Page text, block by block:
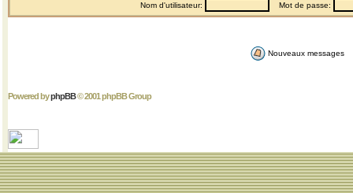
Nom d'utilisateur: Mot de passe:
Nouveaux messages
Powered byphpBB© 2001 phpBB Group